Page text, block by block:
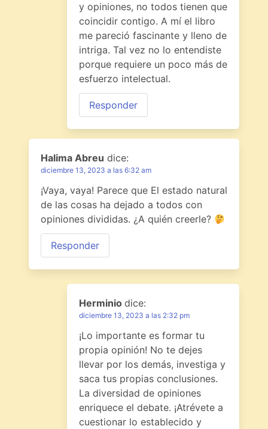
y opiniones, no todos tienen que
coincidir contigo. A mí el libro
me pareció fascinante y lleno de
intriga. Tal vez no lo entendiste
porque requiere un poco más de
esfuerzo intelectual.
Responder
Halima Abreu dice:
diciembre 13, 2023 a las 6:32 am
¡Vaya, vaya! Parece que El estado natural
de las cosas ha dejado a todos con
opiniones divididas. ¿A quién creerle?
Responder
Herminio dice:
diciembre 13, 2023 a las 2:32 pm
¡Lo importante es formar tu
propia opinión! No te dejes
llevar por los demás, investiga y
saca tus propias conclusiones.
La diversidad de opiniones
enriquece el debate. ¡Atrévete a
cuestionar lo establecido y